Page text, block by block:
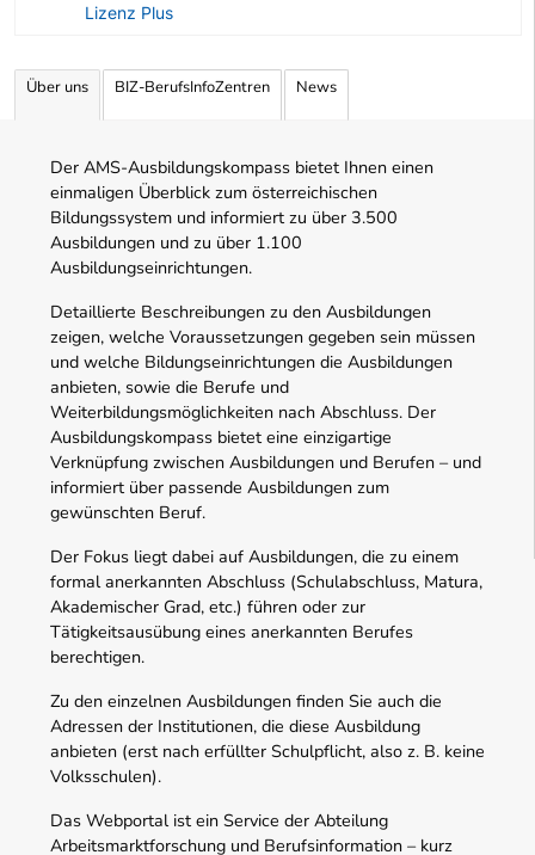
Lizenz Plus
Über uns BIZ-BerufsInfoZentren News
Der AMS-Ausbildungskompass bietet Ihnen einen
einmaligen Überblick zum österreichischen
Bildungssystem und informiert zu über 3.500
Ausbildungen und zu über 1.100
Ausbildungseinrichtungen.
Detaillierte Beschreibungen zu den Ausbildungen
zeigen, welche Voraussetzungen gegeben sein müssen
und welche Bildungseinrichtungen die Ausbildungen
anbieten, sowie die Berufe und
Weiterbildungsmöglichkeiten nach Abschluss. Der
Ausbildungskompass bietet eine einzigartige
Verknüpfung zwischen Ausbildungen und Berufen – und
informiert über passende Ausbildungen zum
gewünschten Beruf.
Der Fokus liegt dabei auf Ausbildungen, die zu einem
formal anerkannten Abschluss (Schulabschluss, Matura,
Akademischer Grad, etc.) führen oder zur
Tätigkeitsausübung eines anerkannten Berufes
berechtigen.
Zu den einzelnen Ausbildungen finden Sie auch die
Adressen der Institutionen, die diese Ausbildung
anbieten (erst nach erfüllter Schulpflicht, also z. B. keine
Volksschulen).
Das Webportal ist ein Service der Abteilung
Arbeitsmarktforschung und Berufsinformation – kurz